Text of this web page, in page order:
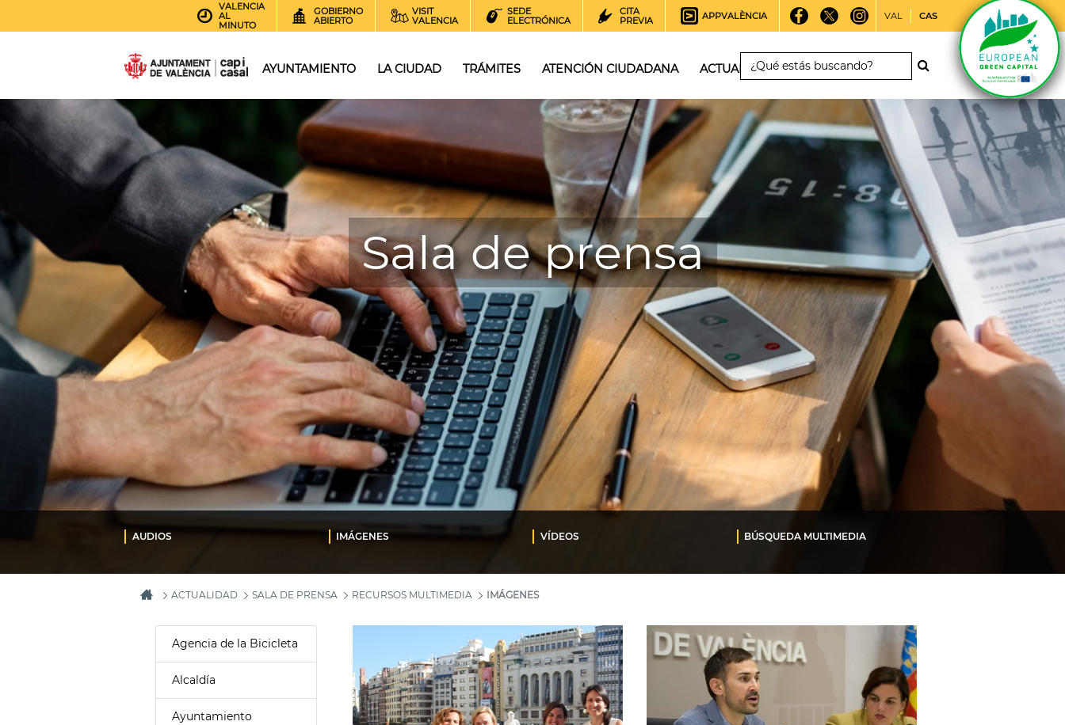
VALENCIA
AL
MINUTO
GOBIERNO
ABIERTO
VISIT
VALENCIA
SEDE
ELECTRÓNICA
CITA
PREVIA
APPVALÈNCIA VAL CAS
AYUNTAMIENTO LA CIUDAD TRÁMITES ATENCIÓN CIUDADANA ACTUALIDAD
Sala de prensa
AUDIOS IMÁGENES VÍDEOS BÚSQUEDA MULTIMEDIA
ACTUALIDAD SALA DE PRENSA RECURSOS MULTIMEDIA IMÁGENES
Agencia de la Bicicleta
Alcaldía
Ayuntamiento